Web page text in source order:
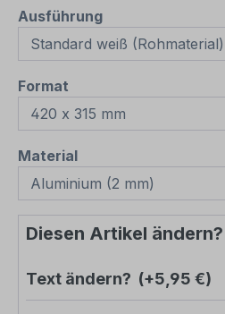
Ausführungauswählen
Format
Materialauswählen
Diesen Artikel ändern?
Text ändern? (+5,95 €)